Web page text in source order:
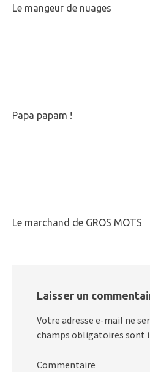
Le mangeur de nuages
Papa papam !
Le marchand de GROS MOTS
Laisser un
Votre adresse e-mail ne
champs obligatoires sont
Commentaire